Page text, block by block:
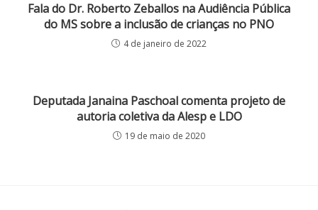
Fala do Dr. Roberto Zeballos na Audiência Pública
do MS sobre a inclusão de crianças no PNO
4 de janeiro de 2022
Deputada Janaina Paschoal comenta projeto de
autoria coletiva da Alesp e LDO
19 de maio de 2020